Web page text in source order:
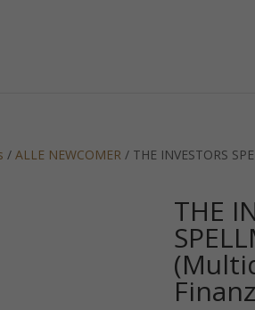
/ ALLE NEWCOMER/ THE INVESTORS
THE